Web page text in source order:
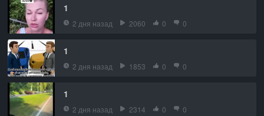
1
2 дня назад 2060 0 0
1
2 дня назад 1853 0 0
1
2 дня назад 2314 0 0